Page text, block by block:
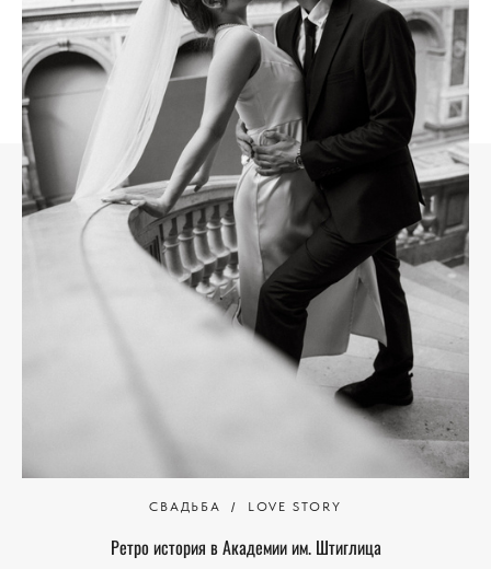
СВАДЬБА LOVE STORY
Ретро история в Академии им. Штиглица